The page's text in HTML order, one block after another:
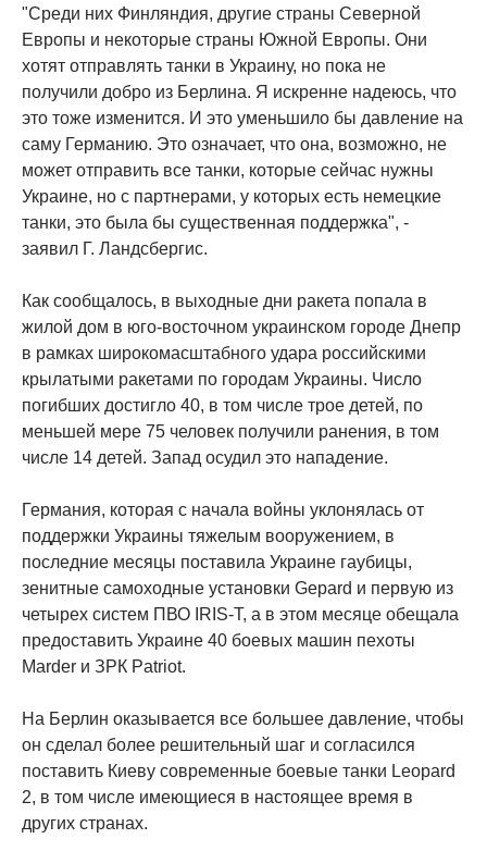
"Среди них Финляндия, другие страны Северной
Европы и некоторые страны Южной Европы. Они
хотят отправлять танки в Украину, но пока не
получили добро из Берлина. Я искренне надеюсь, что
это тоже изменится. И это уменьшило бы давление на
саму Германию. Это означает, что она, возможно, не
может отправить все танки, которые сейчас нужны
Украине, но с партнерами, у которых есть немецкие
танки, это была бы существенная поддержка", -
заявил Г. Ландсбергис.
Как сообщалось, в выходные дни ракета попала в
жилой дом в юго-восточном украинском городе Днепр
в рамках широкомасштабного удара российскими
крылатыми ракетами по городам Украины. Число
погибших достигло 40, в том числе трое детей, по
меньшей мере 75 человек получили ранения, в том
числе 14 детей. Запад осудил это нападение.
Германия, которая с начала войны уклонялась от
поддержки Украины тяжелым вооружением, в
последние месяцы поставила Украине гаубицы,
зенитные самоходные установки Gepard и первую из
четырех систем ПВО IRIS-T, а в этом месяце обещала
предоставить Украине 40 боевых машин пехоты
Marder и ЗРК Patriot.
На Берлин оказывается все большее давление, чтобы
он сделал более решительный шаг и согласился
поставить Киеву современные боевые танки Leopard
2, в том числе имеющиеся в настоящее время в
других странах.